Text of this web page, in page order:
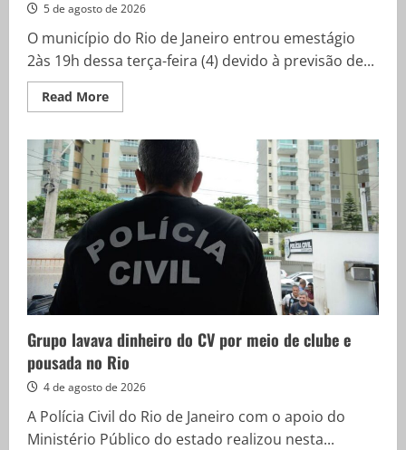
5 de agosto de 2026
O município do Rio de Janeiro entrou emestágio
2às 19h dessa terça-feira (4) devido à previsão de...
Read MoreRead
more
tem
previsão
ventos
moderados
a
fortes
nesta
quarta-
feira
Grupo lavava dinheiro do CV por meio de clube e
pousada no Rio
4 de agosto de 2026
A Polícia Civil do Rio de Janeiro com o apoio do
Ministério Público do estado realizou nesta...